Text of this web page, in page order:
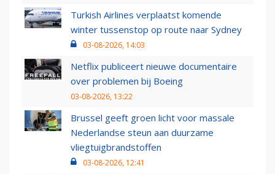
Turkish Airlines verplaatst komende
winter tussenstop op route naar Sydney
03-08-2026, 14:03
Netflix publiceert nieuwe documentaire
over problemen bij Boeing
03-08-2026, 13:22
Brussel geeft groen licht voor massale
Nederlandse steun aan duurzame
vliegtuigbrandstoffen
03-08-2026, 12:41